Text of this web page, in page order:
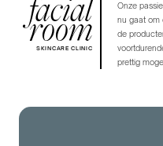
room
SKINCARE CLINIC
Onze
nu gaat om
de
prettig